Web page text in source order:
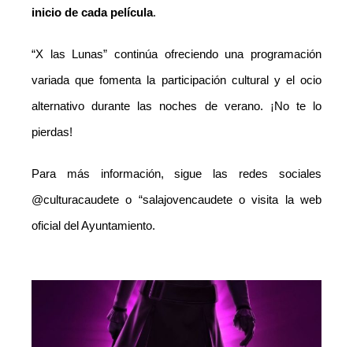
inicio de cada película.
“X las Lunas” continúa ofreciendo una programación
variada que fomenta la participación cultural y el ocio
alternativo durante las noches de verano. ¡No te lo
pierdas!
Para más información, sigue las redes sociales
@culturacaudete o “salajovencaudete o visita la web
oficial del Ayuntamiento.